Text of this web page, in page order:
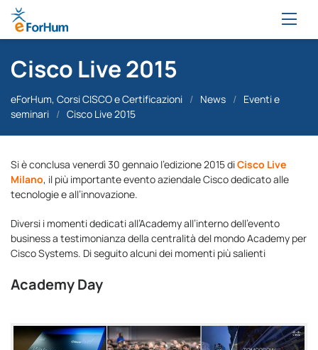
Cisco Live 2015
eForHum, Corsi CISCO e Certificazioni / News / Eventi e
seminari / Cisco Live 2015
Si è conclusa venerdì 30 gennaio l’edizione 2015 diCisco Live
Milano, il più importante evento aziendale Cisco dedicato alle
tecnologie e all’innovazione.
Diversi i momenti dedicati all’Academy all’interno dell’evento
business a testimonianza della centralità del mondo Academy per
Cisco Systems. Di seguito alcuni dei momenti più salienti
Academy Day